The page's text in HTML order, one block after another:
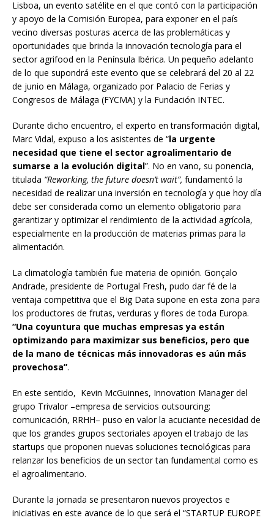
Lisboa, un evento satélite en el que contó con la participación
y apoyo de la Comisión Europea, para exponer en el país
vecino diversas posturas acerca de las problemáticas y
oportunidades que brinda la innovación tecnología para el
sector agrifood en la Península Ibérica. Un pequeño adelanto
de lo que supondrá este evento que se celebrará del 20 al 22
de junio en Málaga, organizado por Palacio de Ferias y
Congresos de Málaga (FYCMA) y la Fundación INTEC.
Durante dicho encuentro, el experto en transformación digital,
Marc Vidal, expuso a los asistentes de “la urgente
necesidad que tiene el sector agroalimentario de
sumarse a la evolución digital”. No en vano, su ponencia,
titulada “Reworking, the future doesn’t wait”, fundamentó la
necesidad de realizar una inversión en tecnología y que hoy día
debe ser considerada como un elemento obligatorio para
garantizar y optimizar el rendimiento de la actividad agrícola,
especialmente en la producción de materias primas para la
alimentación.
La climatología también fue materia de opinión. Gonçalo
Andrade, presidente de Portugal Fresh, pudo dar fé de la
ventaja competitiva que el Big Data supone en esta zona para
los productores de frutas, verduras y flores de toda Europa.
“Una coyuntura que muchas empresas ya están
optimizando para maximizar sus beneficios, pero que
de la mano de técnicas más innovadoras es aún más
provechosa”.
En este sentido, Kevin McGuinnes, Innovation Manager del
grupo Trivalor –empresa de servicios outsourcing:
comunicación, RRHH– puso en valor la acuciante necesidad de
que los grandes grupos sectoriales apoyen el trabajo de las
startups que proponen nuevas soluciones tecnológicas para
relanzar los beneficios de un sector tan fundamental como es
el agroalimentario.
Durante la jornada se presentaron nuevos proyectos e
iniciativas en este avance de lo que será el “STARTUP EUROPE